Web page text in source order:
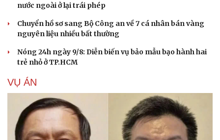
nước ngoài ở lại trái phép
Chuyển hồ sơ sang Bộ Công an về 7 cá nhân bán vàng
nguyên liệu nhiều bất thường
Nóng 24h ngày 9/8: Diễn biến vụ bảo mẫu bạo hành hai
trẻ nhỏ ở TP.HCM
VỤ ÁN